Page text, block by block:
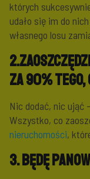
których
udało się im do
własnego losu
za 90%
Nic dodać, nic ująć
Wszystko, co
nieruchomości,
3. Będę